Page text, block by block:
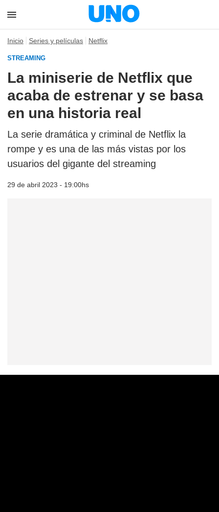
Inicio Series y películas Netflix
STREAMING
La miniserie de Netflix que
acaba de estrenar y se basa
en una historia real
La serie dramática y criminal de Netflix la
rompe y es una de las más vistas por los
usuarios del gigante del streaming
29 de abril 2023 - 19:00hs